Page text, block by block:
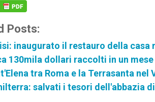
Posts:
inaugurato il restauro della casa
130mila dollari raccolti in un
tra Roma e la Terrasanta nel
salvati i tesori dell'abbazia